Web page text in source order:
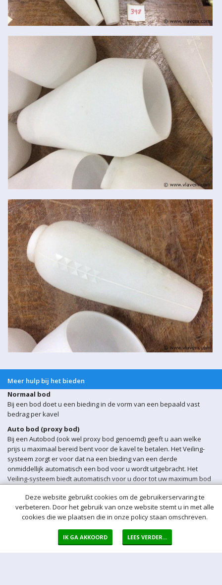
Meer hulp bij het bieden
Normaal bod
Bij een bod doet u een bieding in de vorm van een bepaald vast
bedrag per kavel
Auto bod (proxy bod)
Bij een Autobod (ook wel proxy bod genoemd) geeft u aan welke
prijs u maximaal bereid bent voor de kavel te betalen. Het Veiling-
systeem zorgt er voor dat na een bieding van een derde
onmiddellijk automatisch een bod voor u wordt uitgebracht. Het
Veiling-systeem biedt automatisch voor u door tot uw maximum bod
Sluitingsmoment kavel
Indien er op een bepaald moment een bieding op een kavel wordt
ontvangen binnen 5 min voor sluiting van de veiling, wordt het
sluitingsmoment van de betreffende kavel automatisch verlengd
Deze website gebruikt cookies om de gebruikerservaring te
verbeteren. Door het gebruik van onze website stemt u in met alle
cookies die we plaatsen die in onze policy staan omschreven.
IK GA AKKOORD LEES VERDER...